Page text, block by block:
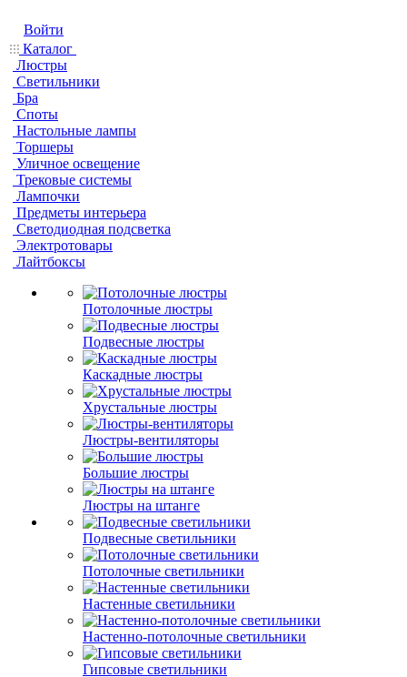
Войти
Каталог
Люстры
Светильники
Бра
Споты
Настольные лампы
Торшеры
Уличное освещение
Трековые системы
Лампочки
Предметы интерьера
Светодиодная подсветка
Электротовары
Лайтбоксы
Потолочные люстры
Подвесные люстры
Каскадные люстры
Хрустальные люстры
Люстры-вентиляторы
Большие люстры
Люстры на штанге
Подвесные светильники
Потолочные светильники
Настенные светильники
Настенно-потолочные светильники
Гипсовые светильники